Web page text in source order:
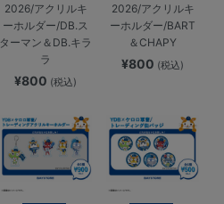
2026/アクリルキ
ーホルダー/DB.ス
ターマン＆DB.キラ
ラ
¥800 (税込)
2026/アクリルキ
ーホルダー/BART
＆CHAPY
¥800 (税込)